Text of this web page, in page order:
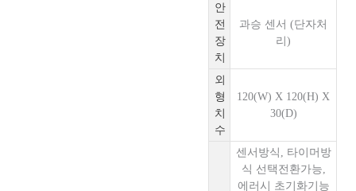
안
전
장
치
과승 센서 (단자처
리)
외
형
치
수
120(W) X 120(H) X
30(D)
센서방식, 타이머방
식 선택전환가능,
에러시 초기화기능